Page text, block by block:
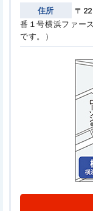
住所
〒
番１号横浜ファー
です。）